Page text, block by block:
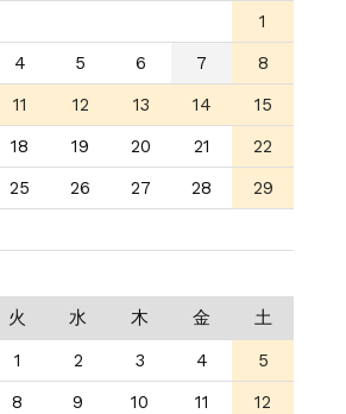
1
4 5 6 7
8
11 12 13 14
15
18 19 20 21
22
25 26 27 28
29
火 水 木 金
土
1
2 3 4
5
8 9 10 11
12